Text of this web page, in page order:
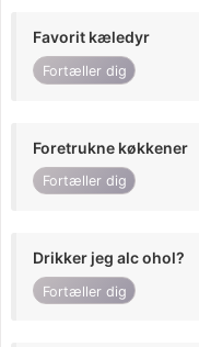
Favorit kæledyr
Fortæller dig
Foretrukne køkkener
Fortæller dig
Drikker jeg alc ohol?
Fortæller dig